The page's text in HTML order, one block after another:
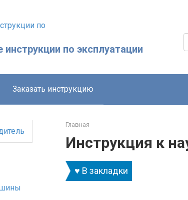
по эксплуатации
Заказать инструкцию
Главная
Инструкция к
♥ В закладки